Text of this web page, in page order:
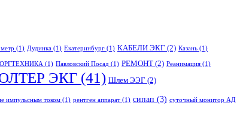
(1) Дудинка (1) Екатеринбург (1) КАБЕЛИ ЭКГ (2) Казань (1)
ОРГТЕХНИКА (1) Павловский Посад (1) РЕМОНТ (2) Реанимация (1)
ЭКГ (41) Шлем ЭЭГ (2)
импульсным током (1) рентген аппарат (1) сипап (3) суточный монитор АД